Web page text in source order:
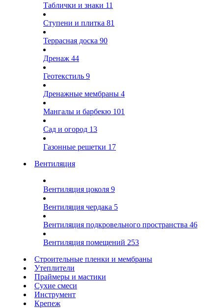
Таблички и знаки 11
Ступени и плитка 81
Террасная доска 90
Дренаж 44
Геотекстиль 9
Дренажные мембраны 4
Мангалы и барбекю 101
Сад и огород 13
Газонные решетки 17
Вентиляция
Вентиляция цоколя 9
Вентиляция чердака 5
Вентиляция подкровельного пространства 46
Вентиляция помещений 253
Строительные пленки и мембраны
Утеплители
Праймеры и мастики
Сухие смеси
Инструмент
Крепеж